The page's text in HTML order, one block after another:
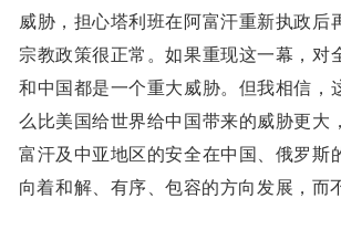
威胁，担心塔利班在阿富汗重新执政后
宗教政策很正常。如果重现这一幕，对
和中国都是一个重大威胁。但我相信，
么比美国给世界给中国带来的威胁更大
富汗及中亚地区的安全在中国、俄罗斯
向着和解、有序、包容的方向发展，而